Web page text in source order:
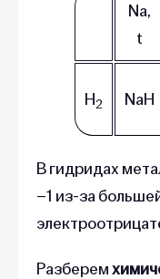
Na,
t
H2 NaH
В гидридах
–1 из-за
Разберем